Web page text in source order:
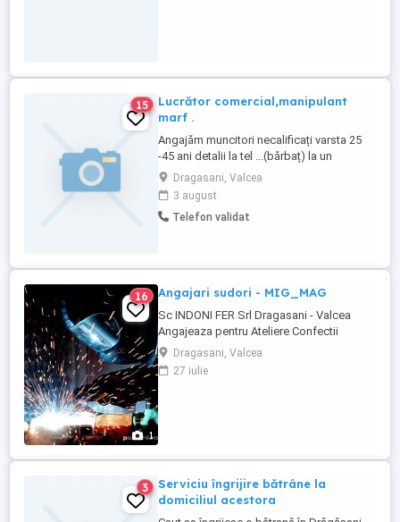
15
Lucrător comercial,manipulant
marf .
Angajăm muncitori necalificați varsta 25
-45 ani detalii la tel ...(bărbaț) la un
magazin de cereale si furaje
Dragasani, Valcea
3 august
Telefon validat
1
16 Angajari sudori - MIG_MAG
Sc INDONI FER Srl Dragasani - Valcea
Angajeaza pentru Ateliere Confectii
Metalice - 4 SUDORI - MIG_MAG (Salarii
7000Lei-9000Lei) Cautam sa aducem in
echipa oameni de valoare, profesionisti in
Dragasani, Valcea
27 iulie
3
Serviciu îngrijire bătrâne la
domiciliul acestora